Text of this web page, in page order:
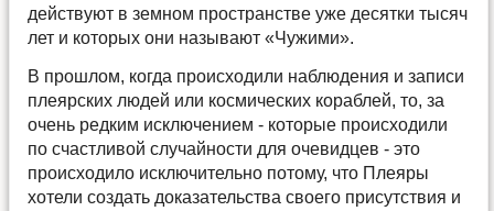
действуют в земном пространстве уже десятки тысяч
лет и которых они называют «Чужими».
В прошлом, когда происходили наблюдения и записи
плеярских людей или космических кораблей, то, за
очень редким исключением - которые происходили
по счастливой случайности для очевидцев - это
происходило исключительно потому, что Плеяры
хотели создать доказательства своего присутствия и